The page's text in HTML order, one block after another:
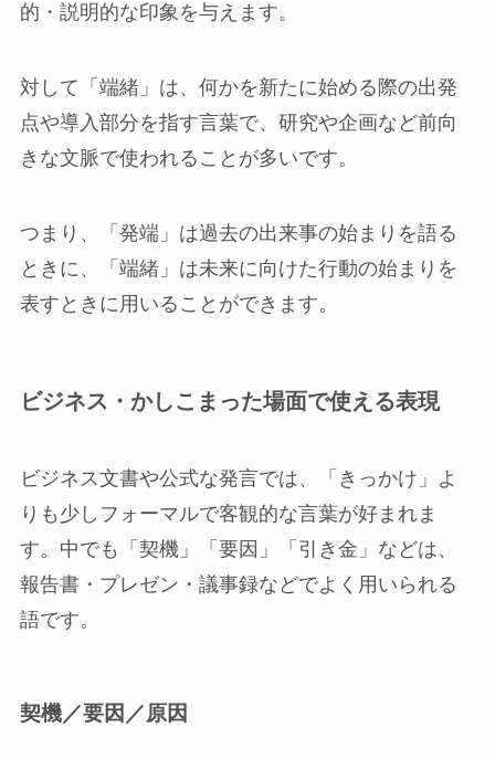
的・説明的な印象を与えます。
対して「端緒」は、何かを新たに始める際の出発
点や導入部分を指す言葉で、研究や企画など前向
きな文脈で使われることが多いです。
つまり、「発端」は過去の出来事の始まりを語る
ときに、「端緒」は未来に向けた行動の始まりを
表すときに用いることができます。
ビジネス・かしこまった場面で使える表現
ビジネス文書や公式な発言では、「きっかけ」よ
りも少しフォーマルで客観的な言葉が好まれま
す。中でも「契機」「要因」「引き金」などは、
報告書・プレゼン・議事録などでよく用いられる
語です。
契機／要因／原因